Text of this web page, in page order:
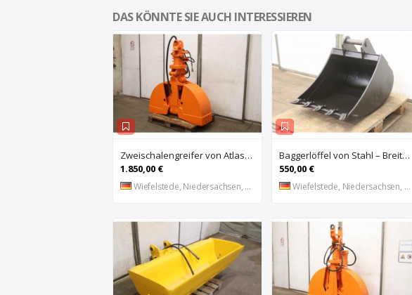
DAS KÖNNTE SIE AUCH INTERESSIEREN
Zweischalengreifer von Atlas – Breite 40 cm
1.850,00 €
Wiefelstede, Niedersachsen, DE
Baggerlöffel von Stahl – Breite 60 cm
550,00 €
Wiefelstede, Niedersachsen, DE